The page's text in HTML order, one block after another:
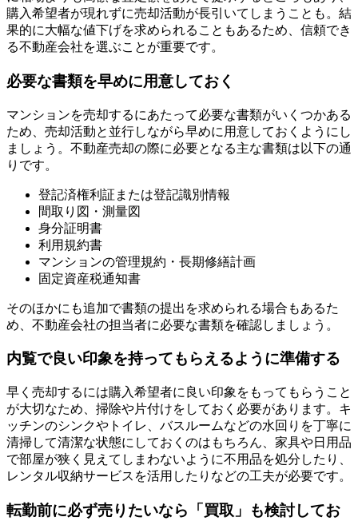
購入希望者が現れずに売却活動が長引いてしまうことも。結
果的に大幅な値下げを求められることもあるため、信頼でき
る不動産会社を選ぶことが重要です。
必要な書類を早めに用意しておく
マンションを売却するにあたって必要な書類がいくつかある
ため、売却活動と並行しながら早めに用意しておくようにし
ましょう。不動産売却の際に必要となる主な書類は以下の通
りです。
登記済権利証または登記識別情報
間取り図・測量図
身分証明書
利用規約書
マンションの管理規約・長期修繕計画
固定資産税通知書
そのほかにも追加で書類の提出を求められる場合もあるた
め、不動産会社の担当者に必要な書類を確認しましょう。
内覧で良い印象を持ってもらえるように準備する
早く売却するには購入希望者に良い印象をもってもらうこと
が大切なため、掃除や片付けをしておく必要があります。キ
ッチンのシンクやトイレ、バスルームなどの水回りを丁寧に
清掃して清潔な状態にしておくのはもちろん、家具や日用品
で部屋が狭く見えてしまわないように不用品を処分したり、
レンタル収納サービスを活用したりなどの工夫が必要です。
転勤前に必ず売りたいなら「買取」も検討してお